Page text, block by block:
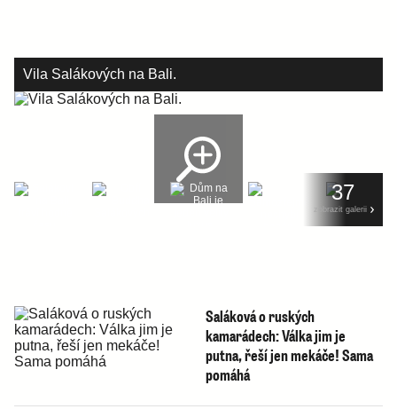
Vila Salákových na Bali.
37
zobrazit galerii
Saláková o ruských
kamarádech: Válka jim je
putna, řeší jen mekáče! Sama
pomáhá